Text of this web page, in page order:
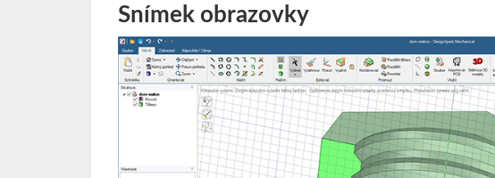
Snímek obrazovky